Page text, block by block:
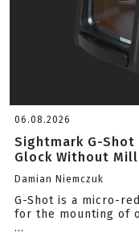
06.08.2026
Sightmark G-
Glock Without
Damian Niemczuk
G-Shot is a micro-
for the mounting of
...